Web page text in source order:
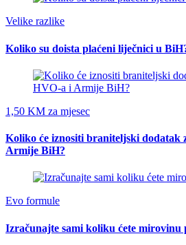
Velike razlike
Koliko su doista plaćeni liječnici u
1,50 KM za mjesec
Koliko će iznositi braniteljski dodatak
Armije BiH?
Evo formule
Izračunajte sami koliku ćete mirovinu